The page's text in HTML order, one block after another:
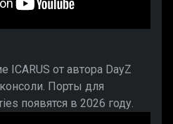
ICARUS от автора DayZ
Порты для
появятся в 2026 году.